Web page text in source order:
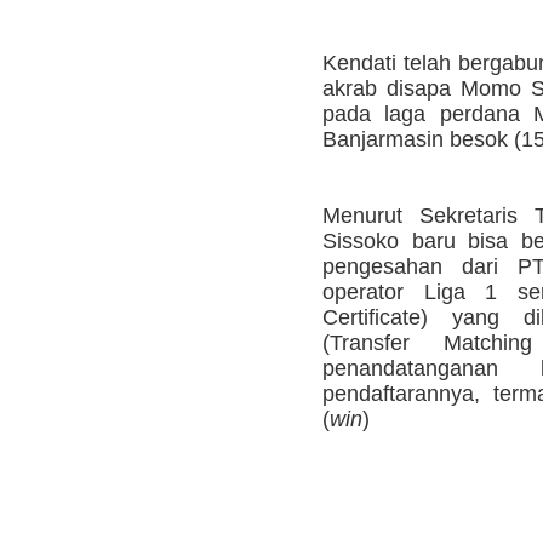
Kendati telah
akrab disapa Momo
pada laga perdana
Banjarmasin besok
Menurut Sekretaris
Sissoko baru bisa
pengesahan dari
operator Liga 1
Certificate) yang
(Transfer
pendaftarannya,
(win)